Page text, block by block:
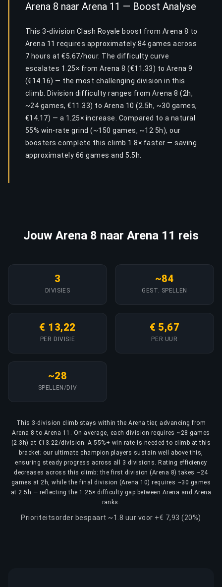
Arena 8 naar Arena 11 — Boost Analyse
This 3-division Clash Royale boost from Arena 8 to
Arena 11 requires approximately 84 games across
7 hours at €5.67/hour. The difficulty curve
escalates 1.25× from Arena 8 (€11.33) to Arena 9
(€14.16) — the most challenging division in this
climb. Division difficulty ranges from Arena 8 (2h,
~24 games, €11.33) to Arena 10 (2.5h, ~30 games,
€14.17) — a 1.25× increase. Compared to a natural
55% win-rate grind (~150 games, ~12.5h), our
boosters complete this climb 1.8× faster — saving
approximately 66 games and 5.5h.
Jouw Arena 8 naar Arena 11 reis
3
DIVISIES
~84
GEST. SPELLEN
€ 13,22
PER DIVISIE
€ 5,67
PER UUR
~28
SPELLEN/DIV
This 3-division climb stays within the Arena tier, advancing from
Arena 8 to Arena 11. On average, each division requires ~28 games
(2.3h) at €13.22/division. A 55%+ win rate is needed to climb at this
bracket; our ultimate champion players sustain well above this,
ensuring steady progress across all 3 divisions. Rating efficiency
decreases across this climb: the first division (Arena 8) takes ~24
games at 2h, while the final division (Arena 10) requires ~30 games
at 2.5h — reflecting the 1.25× difficulty gap between Arena and Arena
ranks.
Prioriteitsorder bespaart ~1.8 uur voor +€ 7,93 (20%)